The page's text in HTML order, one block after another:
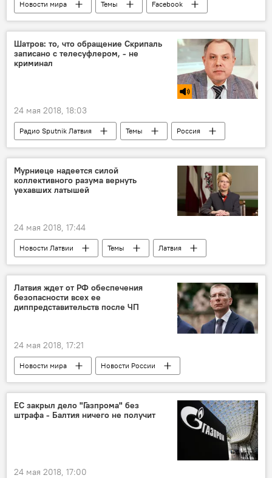
Новости мира Темы
Facebook
Евросоюз
Google
Дивный новый мир
Шатров: то, что обращение Скрипаль
записано с телесуфлером, - не
криминал
24 мая 2018, 18:03
Радио Sputnik Латвия Темы
Россия
Игорь Шатров
Юлия Скрипаль
"Дело Скрипаля"
Мурниеце надеется силой
коллективного разума вернуть
уехавших латышей
24 мая 2018, 17:44
Новости Латвии Темы
Латвия
Инара Мурниеце
Латвия ждет от РФ обеспечения
безопасности всех ее
диппредставительств после ЧП
24 мая 2018, 17:21
Новости мира
Новости России
Новости Латвии
Темы
Латвия
Россия
Москва
Эдгарс Ринкевичс
посольство Латвии в России
ЕС закрыл дело "Газпрома" без
штрафа - Балтия ничего не получит
24 мая 2018, 17:00